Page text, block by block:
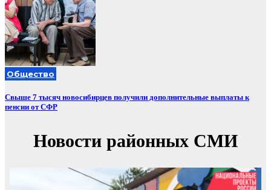
Общество
Свыше 7 тысяч новосибирцев получили дополнительные выплаты к
пенсии от СФР